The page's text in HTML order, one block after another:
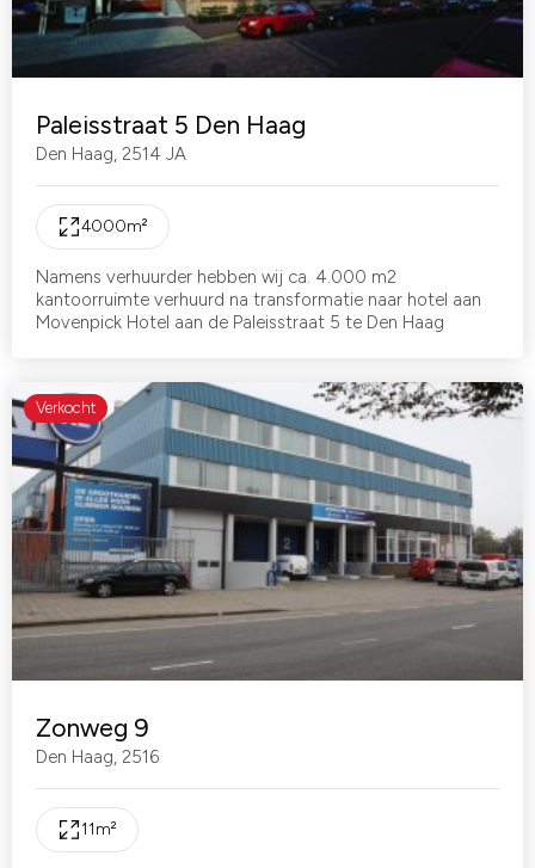
Paleisstraat 5 Den Haag
Den Haag, 2514 JA
4000m²
Namens verhuurder hebben wij ca. 4.000 m2
kantoorruimte verhuurd na transformatie naar hotel aan
Movenpick Hotel aan de Paleisstraat 5 te Den Haag
Verkocht
Zonweg 9
Den Haag, 2516
11m²